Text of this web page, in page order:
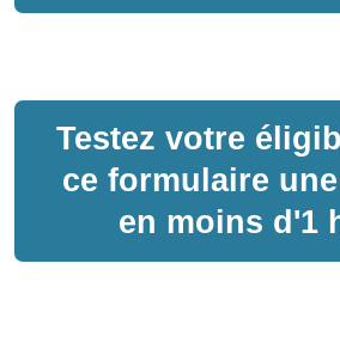
Testez votre
ce formulaire
en moins d'1